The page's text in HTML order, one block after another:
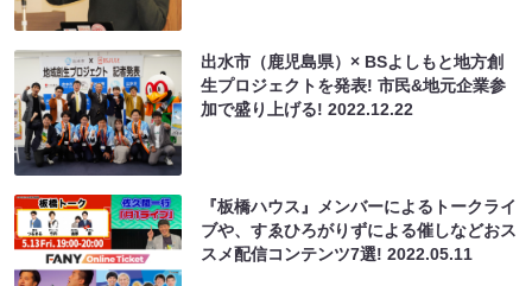
出水市（鹿児島県）× BSよしもと地方創
生プロジェクトを発表! 市民&地元企業参
加で盛り上げる!2022.12.22
『板橋ハウス』メンバーによるトークライ
ブや、すゑひろがりずによる催しなどおス
スメ配信コンテンツ7選!2022.05.11